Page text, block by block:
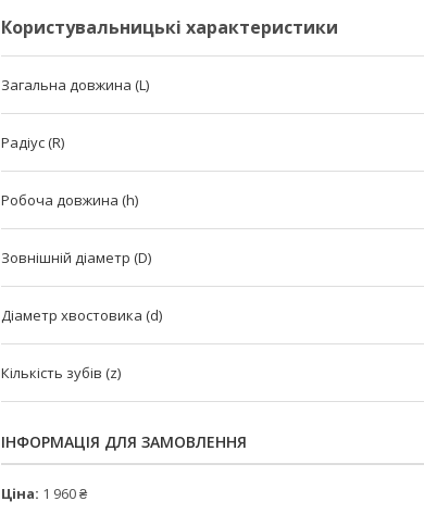
Користувальницькі характеристики
Загальна довжина (L)
Радіус (R)
Робоча довжина (h)
Зовнішній діаметр (D)
Діаметр хвостовика (d)
Кількість зубів (z)
ІНФОРМАЦІЯ ДЛЯ ЗАМОВЛЕННЯ
Ціна: 1 960 ₴